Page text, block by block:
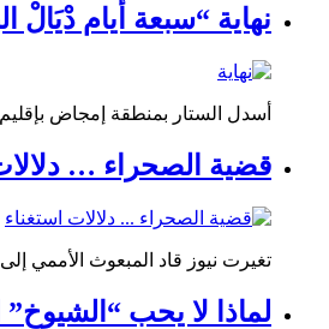
نهاية “سبعة أيام
أسدل الستار بمنطقة إمجاض
قضية الصحراء …
تغيرت نيوز قاد المبعوث الأممي
لماذا لا يحب “الشيوخ”